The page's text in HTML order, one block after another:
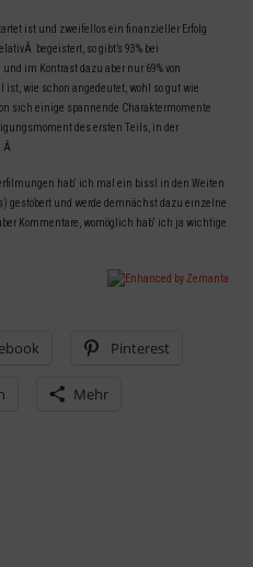
ist und zweifellos ein finanzieller Erfolg
begeistert, so gibt’s 93% bei
im Kontrast dazu aber nur 69% von
ist, wie schon angedeutet, wohl so gut wie
sich einige spannende Charaktermomente
des ersten Teils, in der
hab‘ ich mal ein bissl in den Weiten
gestöbert und werde demnächst dazu einzelne
Kommentare, womöglich hab‘ ich ja wichtige
Pinterest
Mehr